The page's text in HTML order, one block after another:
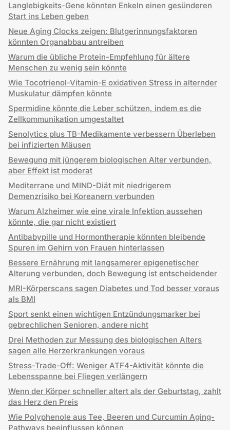
Langlebigkeits-Gene könnten Enkeln einen gesünderen
Start ins Leben geben
Neue Aging Clocks zeigen: Blutgerinnungsfaktoren
könnten Organabbau antreiben
Warum die übliche Protein-Empfehlung für ältere
Menschen zu wenig sein könnte
Wie Tocotrienol-Vitamin-E oxidativen Stress in alternder
Muskulatur dämpfen könnte
Spermidine könnte die Leber schützen, indem es die
Zellkommunikation umgestaltet
Senolytics plus TB-Medikamente verbessern Überleben
bei infizierten Mäusen
Bewegung mit jüngerem biologischen Alter verbunden,
aber Effekt ist moderat
Mediterrane und MIND-Diät mit niedrigerem
Demenzrisiko bei Koreanern verbunden
Warum Alzheimer wie eine virale Infektion aussehen
könnte, die gar nicht existiert
Antibabypille und Hormontherapie könnten bleibende
Spuren im Gehirn von Frauen hinterlassen
Bessere Ernährung mit langsamerer epigenetischer
Alterung verbunden, doch Bewegung ist entscheidender
MRI-Körperscans sagen Diabetes und Tod besser voraus
als BMI
Sport senkt einen wichtigen Entzündungsmarker bei
gebrechlichen Senioren, andere nicht
Drei Methoden zur Messung des biologischen Alters
sagen alle Herzerkrankungen voraus
Stress-Trade-Off: Weniger ATF4-Aktivität könnte die
Lebensspanne bei Fliegen verlängern
Wenn der Körper schneller altert als der Geburtstag, zahlt
das Herz den Preis
Wie Polyphenole aus Tee, Beeren und Curcumin Aging-
Pathways beeinflussen können